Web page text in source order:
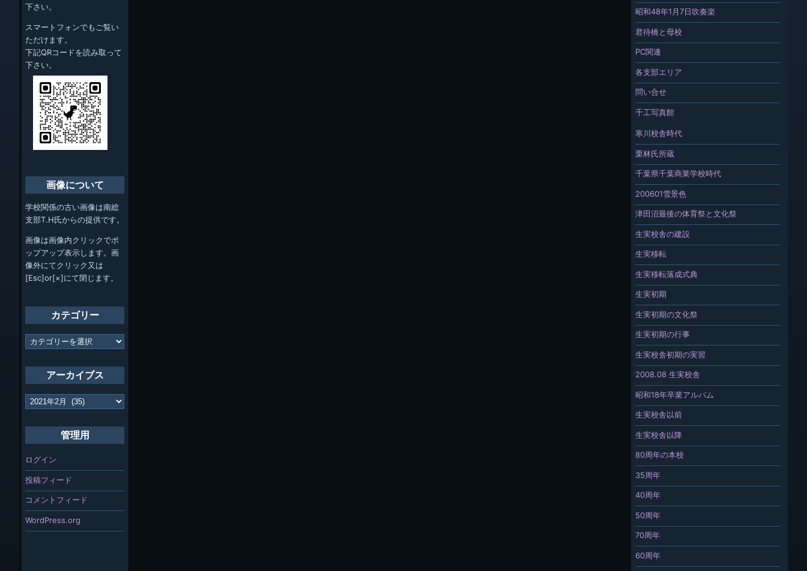
昭和48年1月7日吹奏楽
君待橋と母校
PC関連
各支部エリア
問い合せ
千工写真館
寒川校舎時代
栗林氏所蔵
千葉県千葉商業学校時代
200601雪景色
津田沼最後の体育祭と文化祭
生実校舎の建設
生実移転
生実移転落成式典
生実初期
生実初期の文化祭
生実初期の行事
生実校舎初期の実習
2008.08 生実校舎
昭和18年卒業アルバム
生実校舎以前
生実校舎以降
80周年の本校
35周年
40周年
50周年
70周年
60周年
下さい。
スマートフォンでもご覧い
ただけます。
下記QRコードを読み取って
下さい。
画像について
学校関係の古い画像は南総
支部T.H氏からの提供です。
画像は画像内クリックでポ
ップアップ表示します。画
像外にてクリック又は
[Esc]or[×]にて閉じます。
カテゴリー
カ
テ
アーカイブス
ア
ー
管理用
ログイン
投稿フィード
コメントフィード
WordPress.org